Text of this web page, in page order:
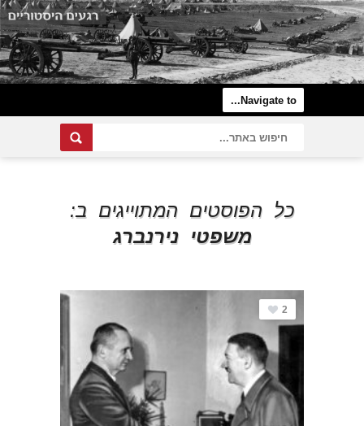
כל הפוסטים המתוייגים ב:
משפטי נירנברג
2